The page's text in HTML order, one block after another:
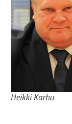
Heikki Karhu